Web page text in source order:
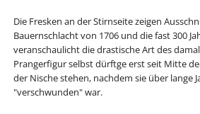
Die Fresken an der Stirnseite zeigen
Bauernschlacht von 1706 und die fast 300
veranschaulicht die drastische Art des
Prangerfigur selbst dürftge erst seit Mitte
der Nische stehen, nachdem sie über lange
"verschwunden" war.